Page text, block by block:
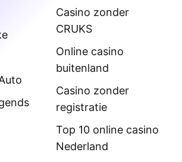
Casino zonder
CRUKS
Online casino
buitenland
Casino zonder
registratie
Top 10 online casino
Nederland